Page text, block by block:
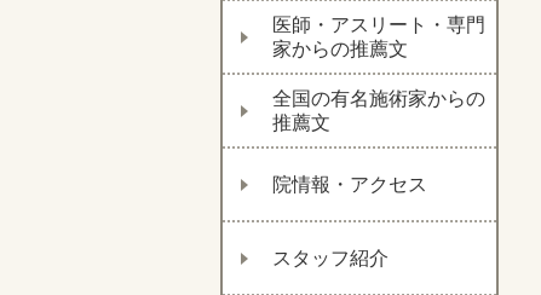
医師・アスリート・専門
家からの推薦文
全国の有名施術家からの
推薦文
院情報・アクセス
スタッフ紹介